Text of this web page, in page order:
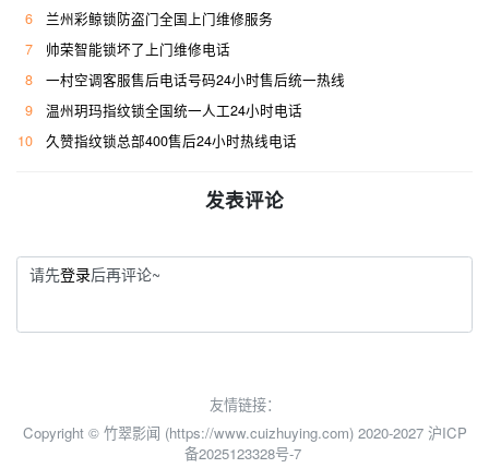
6
兰州彩鲸锁防盗门全国上门维修服务
7
帅荣智能锁坏了上门维修电话
8
一村空调客服售后电话号码24小时售后统一热线
9
温州玥玛指纹锁全国统一人工24小时电话
10
久赞指纹锁总部400售后24小时热线电话
发表评论
请先登录后再评论~
友情链接：
Copyright © 竹翠影闻 (https://www.cuizhuying.com) 2020-2027 沪ICP
备2025123328号-7